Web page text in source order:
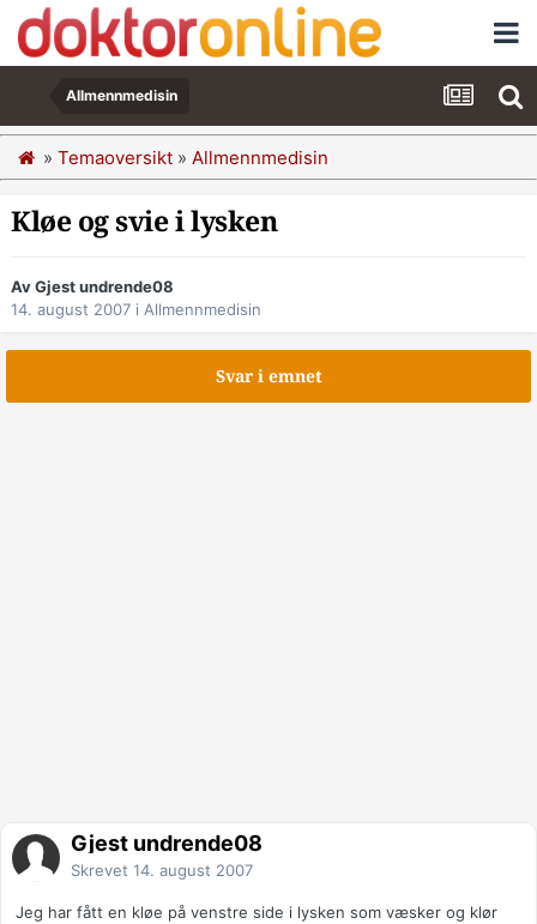
Allmennmedisin
» Temaoversikt » Allmennmedisin
Kløe og svie i lysken
Av Gjest undrende08
14. august 2007 i Allmennmedisin
Svar i emnet
Gjest undrende08
Skrevet 14. august 2007
Jeg har fått en kløe på venstre side i lysken som væsker og klør